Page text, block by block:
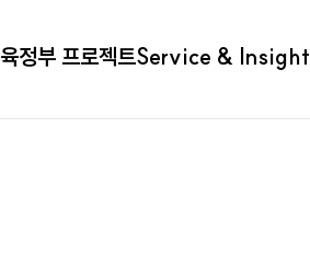
정부 프로젝트Service & Insight